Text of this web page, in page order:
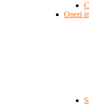
Oneri